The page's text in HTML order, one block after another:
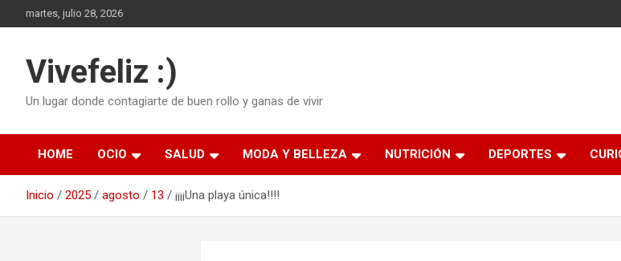
al
martes, julio 28, 2026
Vivefeliz :)
Un lugar donde contagiarte de buen rollo y ganas de vivir
HOME OCIO SALUD MODA Y BELLEZA NUTRICIÓN DEPORTES
Inicio 2025 agosto 13 ¡¡¡¡Una playa única!!!!